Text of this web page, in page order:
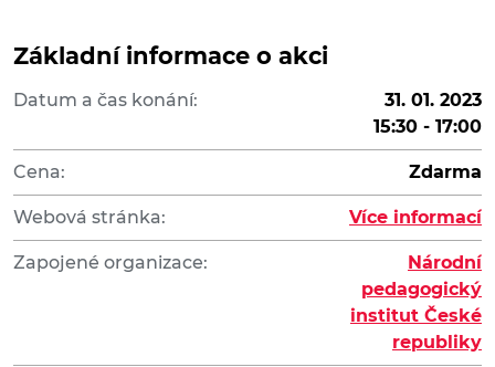
Základní informace o akci
Datum a čas konání:
31. 01. 2023
15:30 - 17:00
Cena: Zdarma
Webová stránka: Více informací
Zapojené organizace:
Národní
pedagogický
institut České
republiky